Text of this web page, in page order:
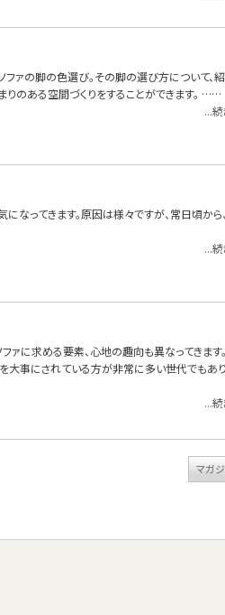
ファの脚の色選び。その脚の選び方について、
りのある空間づくりをすることができます。 ……
...
なってきます。原因は様々ですが、常日頃から
...
ァに求める要素、心地の趣向も異なってきます
大事にされている方が非常に多い世代でもあり
...
マガ